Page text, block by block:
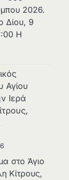
2026.
Δίου, 9
Η
Αγίου
Ιερά
στο Άγιο
Κίτρους,